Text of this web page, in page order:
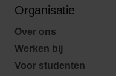
Organisatie
Over ons
Werken bij
Voor studenten